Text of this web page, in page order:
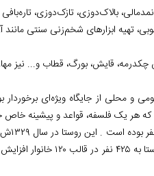
بالاک‌دوزی، تازک‌دوزی،
تهیه ابزارهای شخم‌زنی سنتی مانند
قایش، بورگ، قطاب و... نیز
و محلی از جایگاه ویژه‌ای برخوردار
که هر یک فلسفه، قواعد و پیشینه خاص
اما در سرشماری رسمی سال ۱۳۴۵